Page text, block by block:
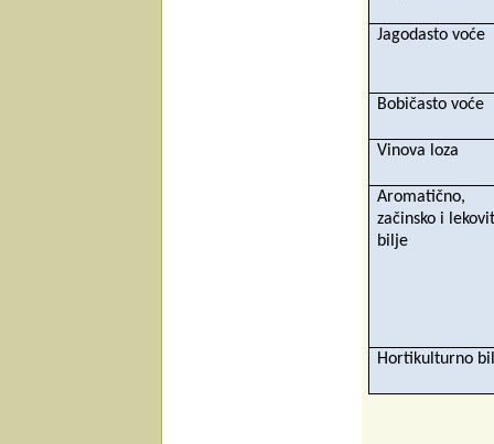
Jagodasto voće
Bobičasto voće
Vinova loza
Aromatično,
začinsko i
bilje
Hortikulturno